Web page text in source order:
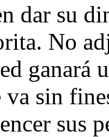
dar su
No
ganará
va sin
sus